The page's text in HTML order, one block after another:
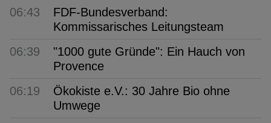
06:43
FDF-Bundesverband:
Kommissarisches Leitungsteam
06:39
"1000 gute Gründe": Ein Hauch von
Provence
06:19
Ökokiste e.V.: 30 Jahre Bio ohne
Umwege